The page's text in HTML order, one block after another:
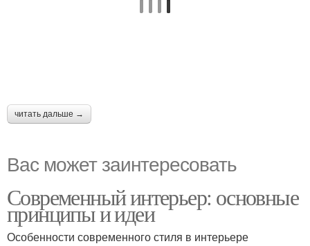
читать дальше →
Вас может заинтересовать
Современный интерьер: основные
принципы и идеи
Особенности современного стиля в интерьере